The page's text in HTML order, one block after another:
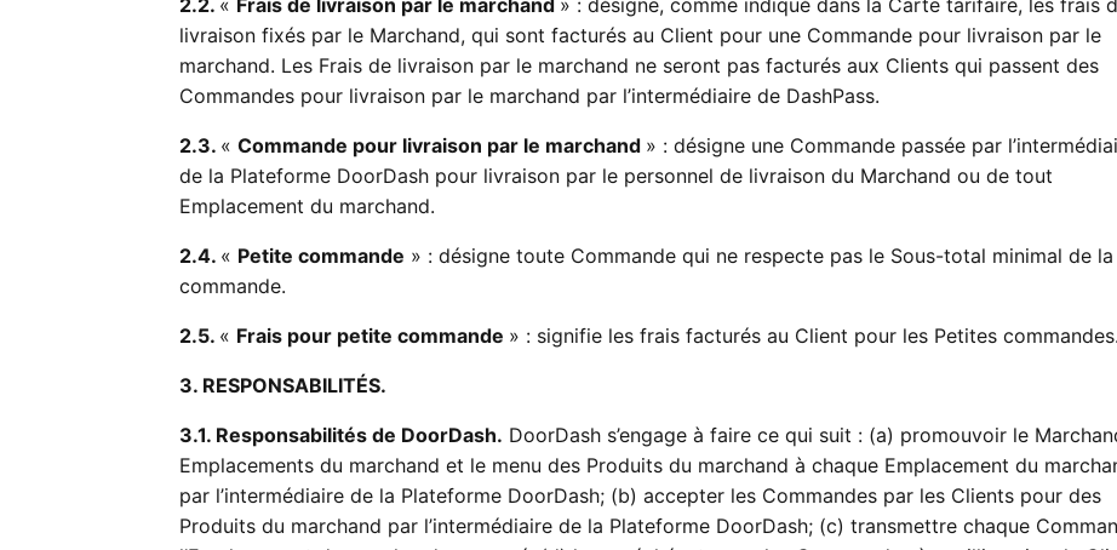
2.2. « Frais de livraison par le marchand » : désigne, comme indiqué dans la Carte tarifaire, les frais
livraison fixés par le Marchand, qui sont facturés au Client pour une Commande pour livraison par le
marchand. Les Frais de livraison par le marchand ne seront pas facturés aux Clients qui passent des
Commandes pour livraison par le marchand par l’intermédiaire de DashPass.
2.3. « Commande pour livraison par le marchand » : désigne une Commande passée par
de la Plateforme DoorDash pour livraison par le personnel de livraison du Marchand ou de tout
Emplacement du marchand.
2.4. « Petite commande » : désigne toute Commande qui ne respecte pas le Sous-total minimal de la
commande.
2.5. « Frais pour petite commande » : signifie les frais facturés au Client pour les Petites commandes.
3. RESPONSABILITÉS.
3.1. Responsabilités de DoorDash. DoorDash s’engage à faire ce qui suit : (a) promouvoir le
Emplacements du marchand et le menu des Produits du marchand à chaque Emplacement du
par l’intermédiaire de la Plateforme DoorDash; (b) accepter les Commandes par les Clients pour des
Produits du marchand par l’intermédiaire de la Plateforme DoorDash; (c) transmettre chaque